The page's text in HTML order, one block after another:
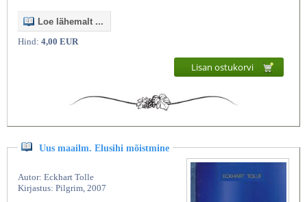
Loe lähemalt ...
Hind: 4,00 EUR
Lisan ostukorvi
Uus maailm. Elusihi mõistmine
Autor: Eckhart Tolle
Kirjastus: Pilgrim, 2007